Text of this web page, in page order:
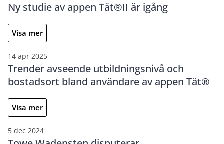
Ny studie av appen Tät®II är igång
Visa mer
14 apr 2025
Trender avseende utbildningsnivå och
bostadsort bland användare av appen Tät®
Visa mer
5 dec 2024